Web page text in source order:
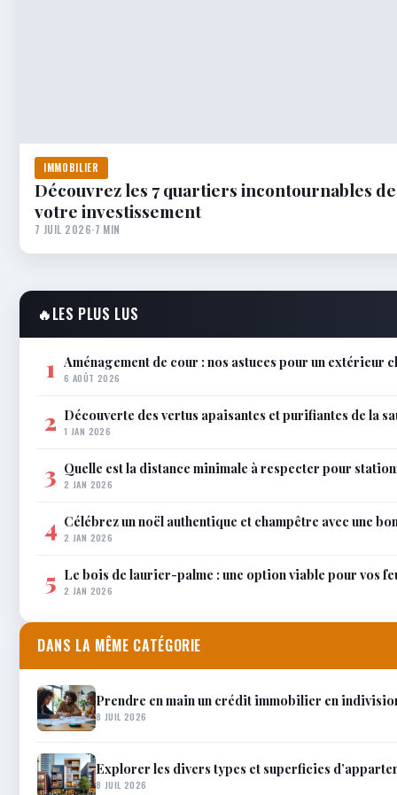
IMMOBILIER
Découvrez les 7 quartiers incontournables
votre investissement
7 JUIL 2026·7 MIN
🔥LES PLUS LUS
1 Aménagement de cour : nos astuces pour un extérieur
6 AOÛT 2026
2 Découverte des vertus apaisantes et purifiantes de la
1 JAN 2026
3 Quelle est la distance minimale à respecter pour
2 JAN 2026
4 Célébrez un noël authentique et champêtre avec une
2 JAN 2026
5 Le bois de laurier-palme : une option viable pour vos
2 JAN 2026
DANS LA MÊME CATÉGORIE
Prendre en main un crédit immobilier en
8 JUIL 2026
Explorer les divers types et superficies
8 JUIL 2026